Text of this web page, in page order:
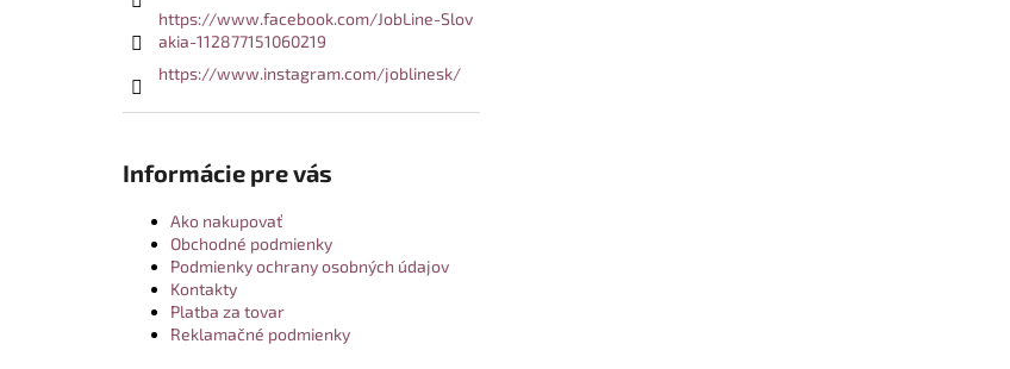
https://www.facebook.com/JobLine-Slov
akia-112877151060219
https://www.instagram.com/joblinesk/
Informácie pre vás
Ako nakupovať
Obchodné podmienky
Podmienky ochrany osobných údajov
Kontakty
Platba za tovar
Reklamačné podmienky